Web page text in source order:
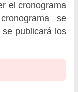
el cronograma
se
publicará los